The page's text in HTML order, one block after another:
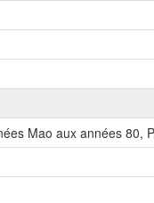
Mao aux années 80,